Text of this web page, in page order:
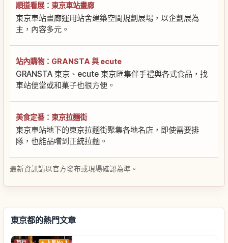
順道看展：東京車站畫廊
東京車站畫廊運用站舍建築空間規劃展場，以企劃展為
主，內容多元。
站內購物：GRANSTA 與 ecute
GRANSTA 東京、ecute 東京匯集伴手禮與各式食品，找
車站便當或和菓子也很方便。
美食定番：東京拉麵街
東京車站地下的東京拉麵街聚集各地名店，即使需要排
隊，也能品嚐到正統拉麵。
最新資訊請以官方發布或現場確認為準。
東京都的熱門文章